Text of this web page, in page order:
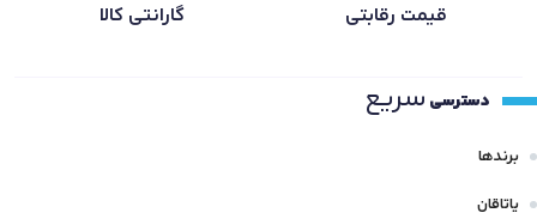
قیمت رقابتی گارانتی کالا
دسترسی سریع
برندها
یاتاقان